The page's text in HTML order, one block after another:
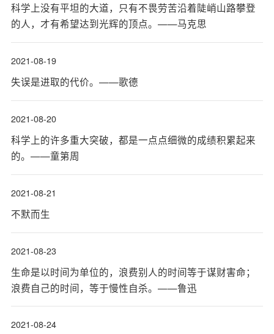
科学上没有平坦的大道，只有不畏劳苦沿着陡峭山路攀登
的人，才有希望达到光辉的顶点。——马克思
2021-08-19
失误是进取的代价。——歌德
2021-08-20
科学上的许多重大突破，都是一点点细微的成绩积累起来
的。——童第周
2021-08-21
不默而生
2021-08-23
生命是以时间为单位的，浪费别人的时间等于谋财害命；
浪费自己的时间，等于慢性自杀。——鲁迅
2021-08-24